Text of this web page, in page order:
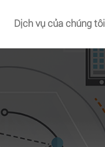
Dịch vụ của chúng tôi